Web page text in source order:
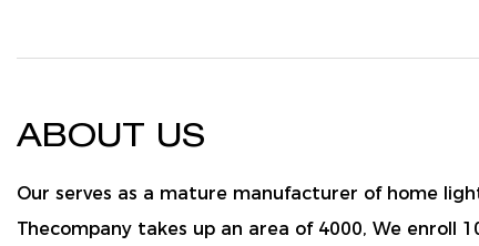
ABOUT US
Our serves as a mature manufacturer of home
Thecompany takes up an area of 4000, We enroll